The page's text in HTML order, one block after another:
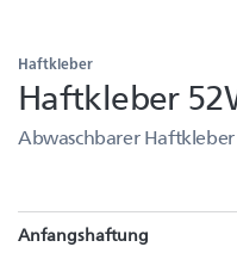
Haftkleber
Haftkleber
Abwaschbarer
Anfangshaftung